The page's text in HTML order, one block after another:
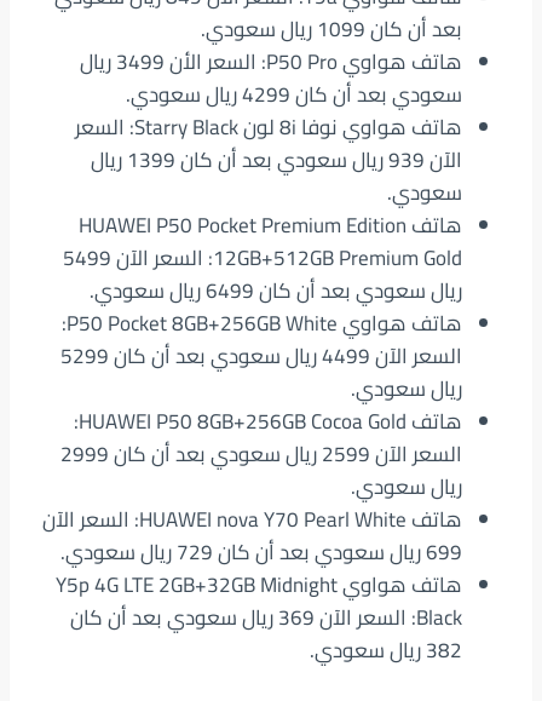
بعد أن كان 1099 ريال سعودي.
هاتف هواوي P50 Pro: السعر الأن 3499 ريال
سعودي بعد أن كان 4299 ريال سعودي.
هاتف هواوي نوفا 8i لون Starry Black: السعر
الآن 939 ريال سعودي بعد أن كان 1399 ريال
سعودي.
هاتف HUAWEI P50 Pocket Premium Edition
12GB+512GB Premium Gold: السعر الآن 5499
ريال سعودي بعد أن كان 6499 ريال سعودي.
هاتف هواوي P50 Pocket 8GB+256GB White:
السعر الآن 4499 ريال سعودي بعد أن كان 5299
ريال سعودي.
هاتف HUAWEI P50 8GB+256GB Cocoa Gold:
السعر الآن 2599 ريال سعودي بعد أن كان 2999
ريال سعودي.
هاتف HUAWEI nova Y70 Pearl White: السعر الآن
699 ريال سعودي بعد أن كان 729 ريال سعودي.
هاتف هواوي Y5p 4G LTE 2GB+32GB Midnight
Black: السعر الآن 369 ريال سعودي بعد أن كان
382 ريال سعودي.